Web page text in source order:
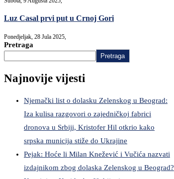
Luz Casal prvi put u Crnoj Gori
Ponedjeljak, 28 Jula 2025,
Pretraga
Pretraga
Najnovije vijesti
Njemački list o dolasku Zelenskog u Beograd:
Iza kulisa razgovori o zajedničkoj fabrici
dronova u Srbiji, Kristofer Hil otkrio kako
srpska municija stiže do Ukrajine
Pejak: Hoće li Milan Knežević i Vučića nazvati
izdajnikom zbog dolaska Zelenskog u Beograd?